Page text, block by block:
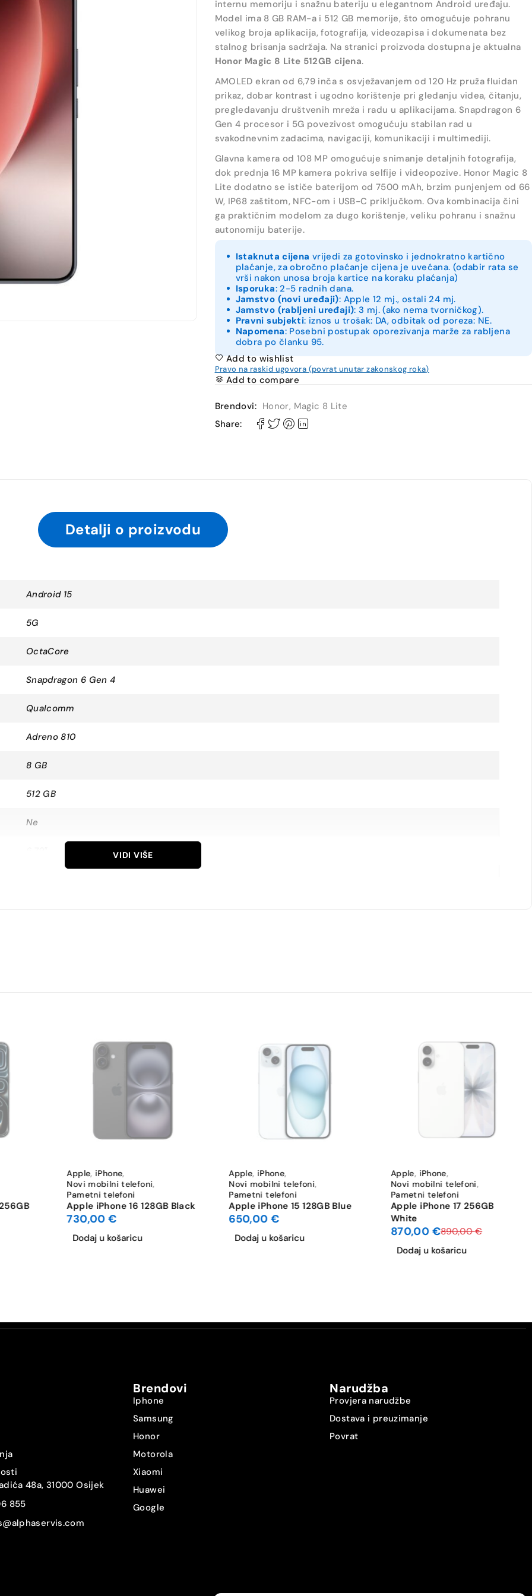
internu memoriju i snažnu bateriju u elegantnom Android uređaju.
Model ima 8 GB RAM-a i 512 GB memorije, što omogućuje pohranu
velikog broja aplikacija, fotografija, videozapisa i dokumenata bez
stalnog brisanja sadržaja. Na stranici proizvoda dostupna je aktualna
Honor Magic 8 Lite 512GB cijena.
AMOLED ekran od 6,79 inča s osvježavanjem od 120 Hz pruža fluidan
prikaz, dobar kontrast i ugodno korištenje pri gledanju videa, čitanju,
pregledavanju društvenih mreža i radu u aplikacijama. Snapdragon 6
Gen 4 procesor i 5G povezivost omogućuju stabilan rad u
svakodnevnim zadacima, navigaciji, komunikaciji i multimediji.
Glavna kamera od 108 MP omogućuje snimanje detaljnih fotografija,
dok prednja 16 MP kamera pokriva selfije i videopozive. Honor Magic 8
Lite dodatno se ističe baterijom od 7500 mAh, brzim punjenjem od 66
W, IP68 zaštitom, NFC-om i USB-C priključkom. Ova kombinacija čini
ga praktičnim modelom za dugo korištenje, veliku pohranu i snažnu
autonomiju baterije.
Istaknuta cijena vrijedi za gotovinsko i jednokratno kartično
plaćanje, za obročno plaćanje cijena je uvećana. (odabir rata se
vrši nakon unosa broja kartice na koraku plaćanja)
Isporuka: 2-5 radnih dana.
Jamstvo (novi uređaji): Apple 12 mj., ostali 24 mj.
Jamstvo (rabljeni uređaji): 3 mj. (ako nema tvorničkog).
Pravni subjekti: iznos u trošak: DA, odbitak od poreza: NE.
Napomena: Posebni postupak oporezivanja marže za rabljena
dobra po članku 95.
Add to wishlist
Pravo na raskid ugovora (povrat unutar zakonskog roka)
Add to compare
Brendovi: Honor, Magic 8 Lite
Share:
Detalji o proizvodu
Android 15
5G
OctaCore
Snapdragon 6 Gen 4
Qualcomm
Adreno 810
8 GB
512 GB
Ne
4K UHD (3840 x 2160)
Da (NanoSIM + NanoSIM)
VIDI VIŠE
Apple, iPhone,
Novi mobilni telefoni,
Pametni telefoni
Apple iPhone 16 128GB Black
730,00€
Dodaj u košaricu
Apple, iPhone,
Novi mobilni telefoni,
Pametni telefoni
Apple iPhone 15 128GB Blue
650,00 €
Dodaj u košaricu
Apple, iPhone,
Novi mobilni telefoni,
Pametni telefoni
Apple iPhone 17 256GB
White
890,00€
870,00 €
Dodaj u košaricu
48a, 31000 Osijek
855
Brendovi
Iphone
Samsung
Honor
Motorola
Xiaomi
Huawei
Google
Narudžba
Provjera narudžbe
Dostava i preuzimanje
Povrat